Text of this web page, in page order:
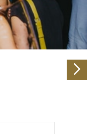
Partner für
weiter. Unsere
mit
bereitgestellt